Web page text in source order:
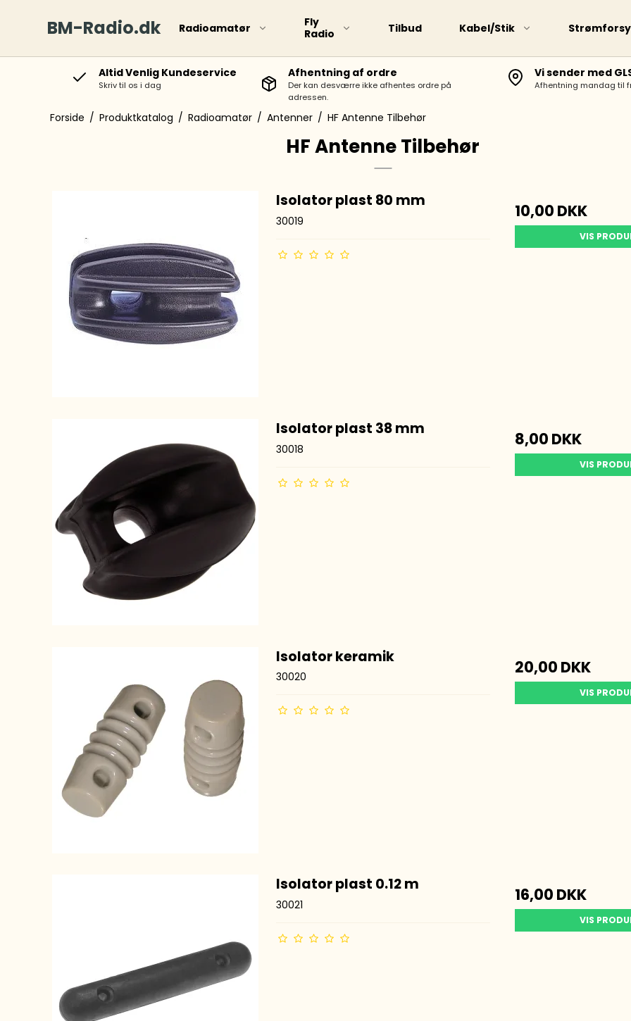
BM-Radio.dk Radioamatør
VHF/UHF Base Antenner
Portabel Antenner
Mobil Antenne med
VHF/UHF Mobil Antenner
Antennetuner Tilbehør
Fly
Radio
Tilbud Kabel/Stik
Altid Venlig Kundeservice
Skriv til os i dag
Afhentning af ordre
Der kan desværre ikke afhentes ordre på
adressen.
Vi sender med
Afhentning mandag til
Forside / Produktkatalog / Radioamatør / Antenner / HF Antenne Tilbehør
HF Antenne Tilbehør
Isolator plast 80 mm
30019 10,00 DKK
VIS
Isolator plast 38 mm
30018 8,00 DKK
VIS
Isolator keramik
30020 20,00 DKK
VIS
Isolator plast 0.12 m
30021 16,00 DKK
VIS